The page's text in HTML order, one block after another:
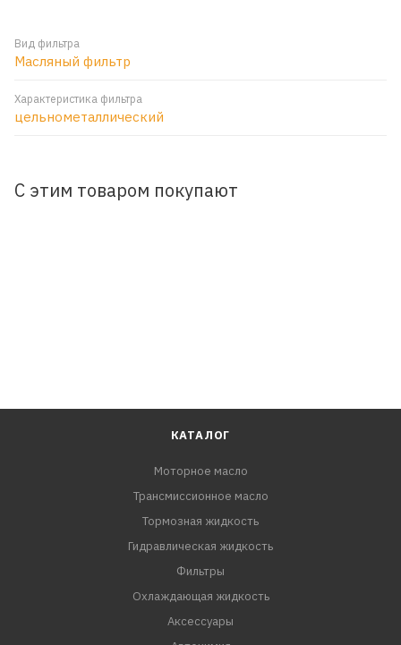
Вид фильтра
Масляный фильтр
Характеристика фильтра
цельнометаллический
С этим товаром покупают
КАТАЛОГ
Моторное масло
Трансмиссионное масло
Тормозная жидкость
Гидравлическая жидкость
Фильтры
Охлаждающая жидкость
Аксессуары